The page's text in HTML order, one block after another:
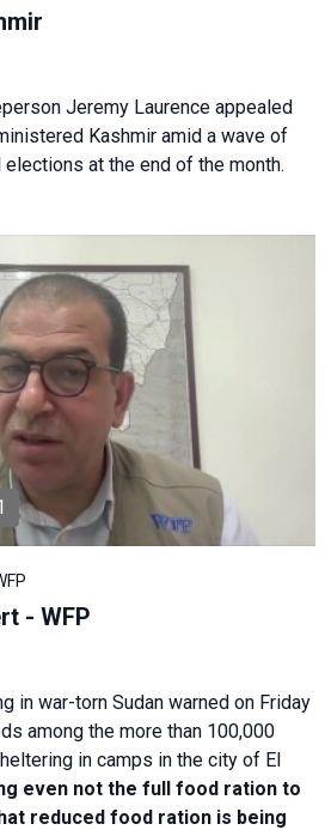
Jeremy Laurence appealed
Kashmir amid a wave of
at the end of the month.
- WFP
in war-torn Sudan warned on Friday
among the more than 100,000
in camps in the city of El
even not the full food ration to
reduced food ration is being